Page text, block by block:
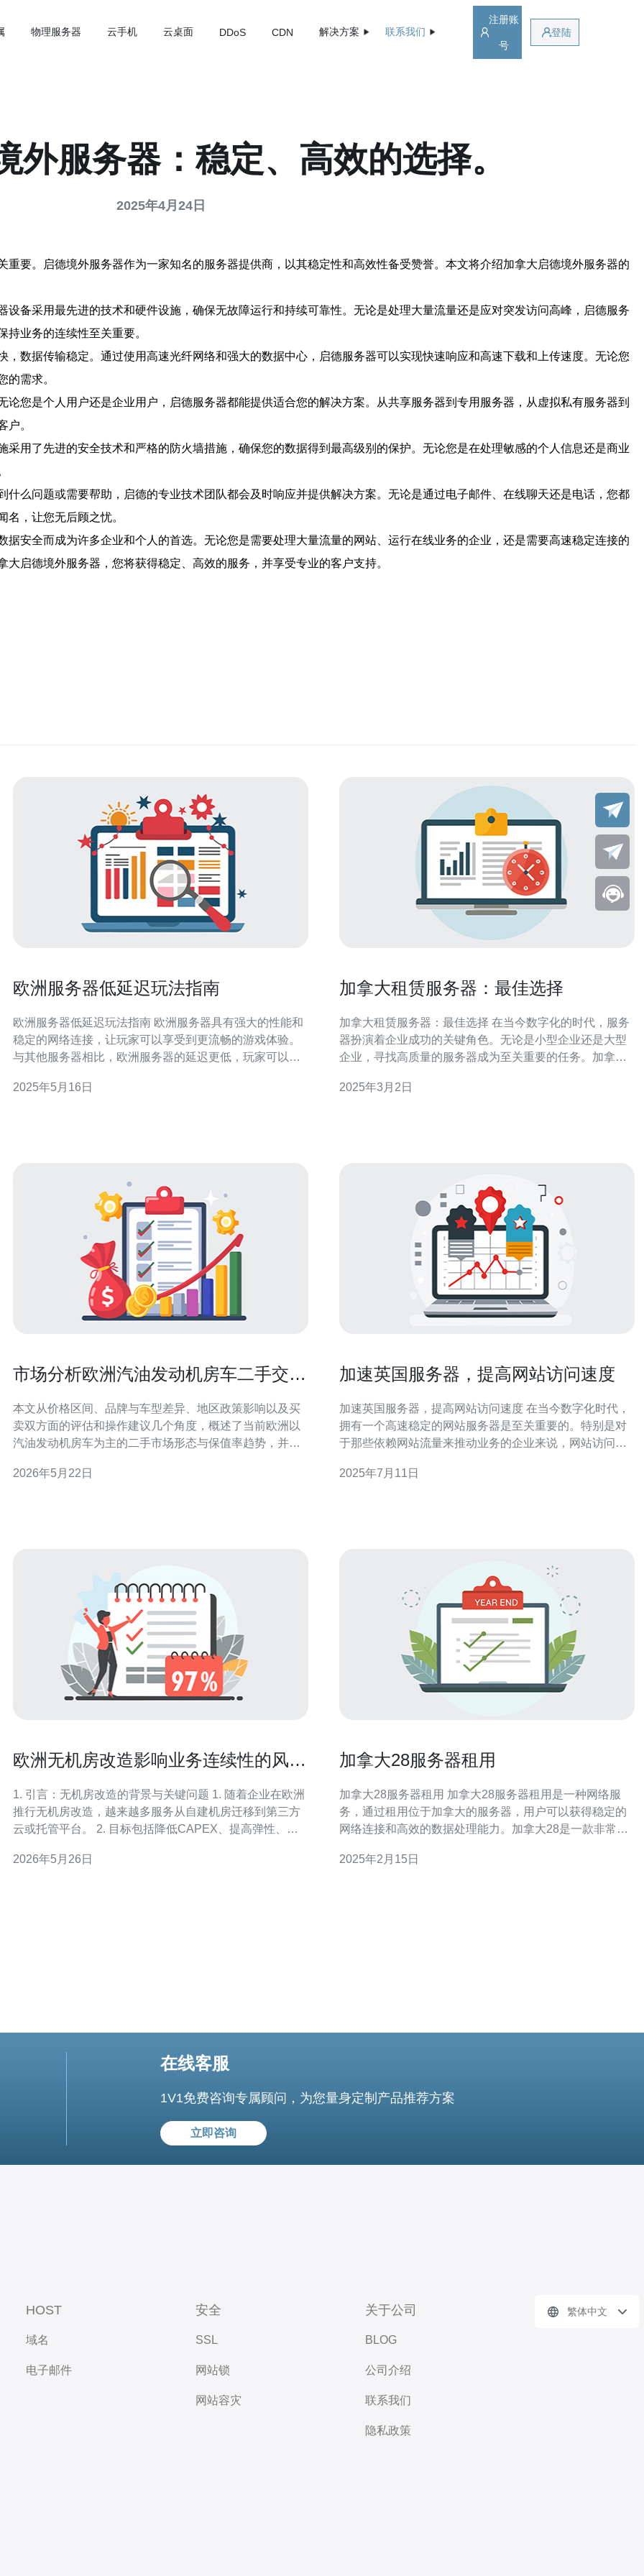
物理服务器 云手机 云桌面 DDoS CDN 解决方案 联系我们
注册账
号
登陆
外服务器：稳定、高效的选择。
2025年4月24日
要。启德境外服务器作为一家知名的服务器提供商，以其稳定性和高效性备受赞誉。本文将介绍加拿大启德境外服务器的
备采用最先进的技术和硬件设施，确保无故障运行和持续可靠性。无论是处理大量流量还是应对突发访问高峰，启德服务
业务的连续性至关重要。
数据传输稳定。通过使用高速光纤网络和强大的数据中心，启德服务器可以实现快速响应和高速下载和上传速度。无论您
的需求。
您是个人用户还是企业用户，启德服务器都能提供适合您的解决方案。从共享服务器到专用服务器，从虚拟私有服务器到
户。
用了先进的安全技术和严格的防火墙措施，确保您的数据得到最高级别的保护。无论您是在处理敏感的个人信息还是商业
么问题或需要帮助，启德的专业技术团队都会及时响应并提供解决方案。无论是通过电子邮件、在线聊天还是电话，您都
，让您无后顾之忧。
安全而成为许多企业和个人的首选。无论您是需要处理大量流量的网站、运行在线业务的企业，还是需要高速稳定连接的
启德境外服务器，您将获得稳定、高效的服务，并享受专业的客户支持。
欧洲服务器低延迟玩法指南
欧洲服务器低延迟玩法指南 欧洲服务器具有强大的性能和
稳定的网络连接，让玩家可以享受到更流畅的游戏体验。
与其他服务器相比，欧洲服务器的延迟更低，玩家可以更
在欧洲地区有许多不同的服务器可供选择，玩家可以根据
2025年5月16日
加拿大租赁服务器：最佳选择
加拿大租赁服务器：最佳选择 在当今数字化的时代，服务
器扮演着企业成功的关键角色。无论是小型企业还是大型
企业，寻找高质量的服务器成为至关重要的任务。加拿大
器租赁服务提供商以其可靠稳定的网络连接和99.9%的服
2025年3月2日
市场分析欧洲汽油发动机房车二手交易
本文从价格区间、品牌与车型差异、地区政策影响以及买
卖双方面的评估和操作建议几个角度，概述了当前欧洲以
汽油发动机房车为主的二手市场形态与保值率趋势，并给
分市场中做出更合理的交易决策。 欧洲市场上汽油发动机
2026年5月22日
加速英国服务器，提高网站访问速度
加速英国服务器，提高网站访问速度 在当今数字化时代，
拥有一个高速稳定的网站服务器是至关重要的。特别是对
于那些依赖网站流量来推动业务的企业来说，网站访问速
务器，提高网站访问速度已经成为许多网站所有者的首要
2025年7月11日
欧洲无机房改造影响业务连续性的风险
1. 引言：无机房改造的背景与关键问题 1. 随着企业在欧洲
推行无机房改造，越来越多服务从自建机房迁移到第三方
云或托管平台。 2. 目标包括降低CAPEX、提高弹性、合
点为服务器/VPS稳定性、域名与DNS可用性、CDN与边
2026年5月26日
加拿大28服务器租用
加拿大28服务器租用 加拿大28服务器租用是一种网络服
务，通过租用位于加拿大的服务器，用户可以获得稳定的
网络连接和高效的数据处理能力。加拿大28是一款非常受
定的服务。 选择加拿大28服务器租用有以下几个优势： 稳
2025年2月15日
在线客服
1V1免费咨询专属顾问，为您量身定制产品推荐方案
立即咨询
HOST
域名
电子邮件
安全
SSL
网站锁
网站容灾
关于公司
BLOG
公司介绍
联系我们
隐私政策
繁体中文